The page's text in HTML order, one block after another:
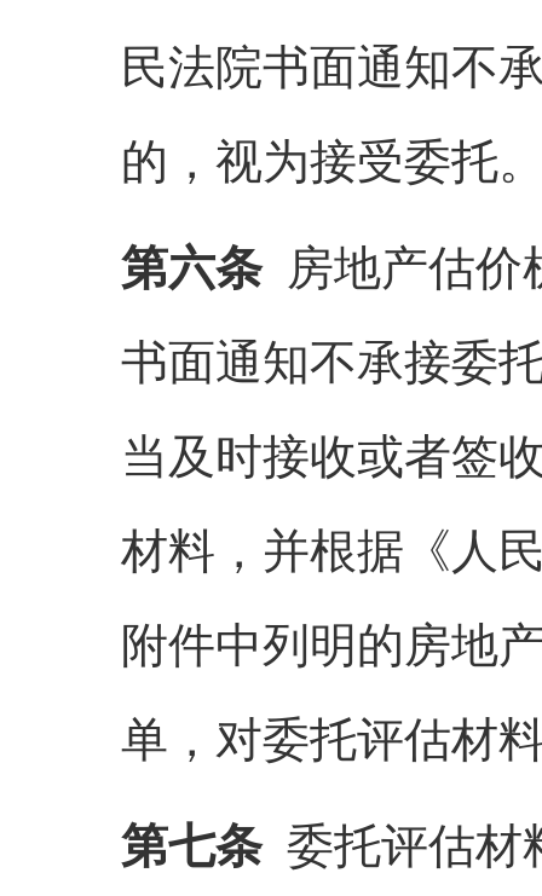
民法院书面通知不
的，视为接受委托
第六条 房地产估价
书面通知不承接委
当及时接收或者签
材料，并根据《人
附件中列明的房地
单，对委托评估材
第七条 委托评估材